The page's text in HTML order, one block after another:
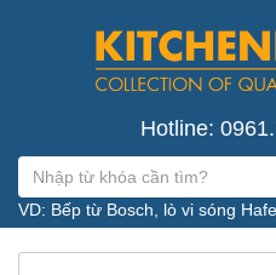
Hotline:
VD: Bếp từ Bosch, lò vi sóng